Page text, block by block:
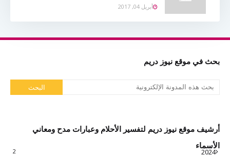
أبريل 04, 2017
بحث في موقع نيوز دريم
أرشيف موقع نيوز دريم لتفسير الأحلام وعبارات مدح ومعاني
الأسماء
2024
2